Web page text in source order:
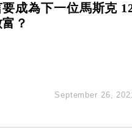
成為下一位馬斯克
？
September 26,